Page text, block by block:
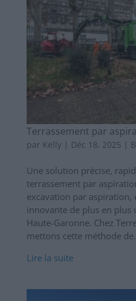
Terrassement par
par Kelly| Déc 18, 2025 |
Une solution précise,
terrassement par
excavation par aspiration,
innovante de plus en plus
Haute-Garonne. Chez
mettons cette méthode
Lire la suite